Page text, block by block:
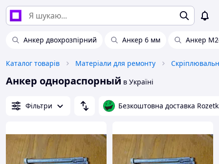
Анкер двохрозпірний Анкер 6 мм Анкер
Каталог товарів Матеріали для ремонту
Анкер однораспорный в Україні
Фільтри Безкоштовна доставка